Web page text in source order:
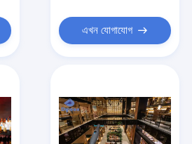
এখন যোগাযোগ